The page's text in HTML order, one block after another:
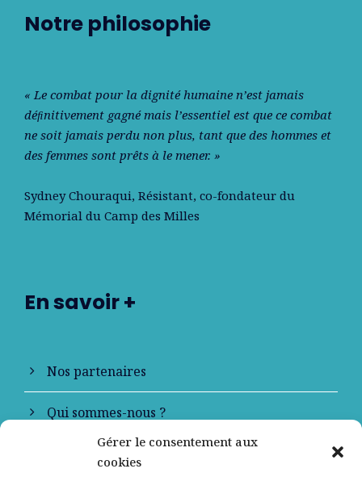
Gérer le consentement aux
cookies
Notre philosophie
« Le combat pour la dignité humaine n’est jamais
déﬁnitivement gagné mais l’essentiel est que ce combat
ne soit jamais perdu non plus, tant que des hommes et
des femmes sont prêts à le mener. »
Sydney Chouraqui, Résistant, co-fondateur du
Mémorial du Camp des Milles
En savoir +
Nos partenaires
Qui sommes-nous ?
Contactez-nous